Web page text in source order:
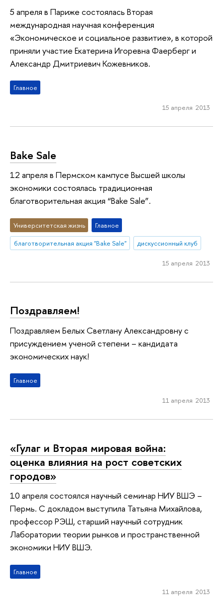
5 апреля в Париже состоялась Вторая
международная научная конференция
«Экономическое и социальное развитие», в которой
приняли участие Екатерина Игоревна Фаерберг и
Александр Дмитриевич Кожевников.
Главное
15 апреля 2013
Bake Sale
12 апреля в Пермском кампусе Высшей школы
экономики состоялась традиционная
благотворительная акция “Bake Sale”.
Университетская жизнь
Главное
благотворительная акция "Bake Sale"
дискуссионный клуб
15 апреля 2013
Поздравляем!
Поздравляем Белых Светлану Александровну с
присуждением ученой степени – кандидата
экономических наук!
Главное
11 апреля 2013
«Гулаг и Вторая мировая война:
оценка влияния на рост советских
городов»
10 апреля состоялся научный семинар НИУ ВШЭ −
Пермь. С докладом выступила Татьяна Михайлова,
профессор РЭШ, старший научный сотрудник
Лаборатории теории рынков и пространственной
экономики НИУ ВШЭ.
Главное
11 апреля 2013